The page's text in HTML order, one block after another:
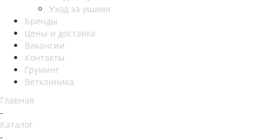
Уход за ушами
Бренды
Цены и доставка
Вакансии
Контакты
Груминг
Ветклиника
Главная
-
Каталог
-